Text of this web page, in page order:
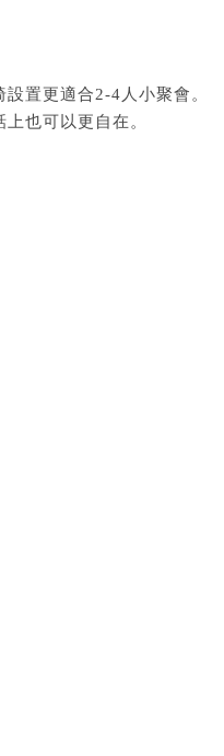
置更適合2-4人小聚會。
也可以更自在。